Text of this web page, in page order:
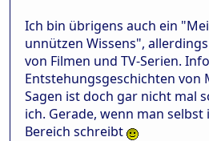
Ich bin übrigens auch ein
unnützen Wissens",
von Filmen und TV-Serien.
Entstehungsgeschichten von
Sagen ist doch gar nicht mal
ich. Gerade, wenn man
Bereich schreibt